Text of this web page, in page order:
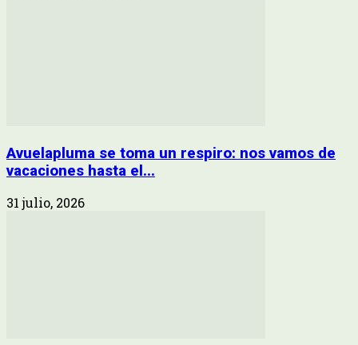
Avuelapluma se toma un respiro: nos vamos de
vacaciones hasta el...
31 julio, 2026